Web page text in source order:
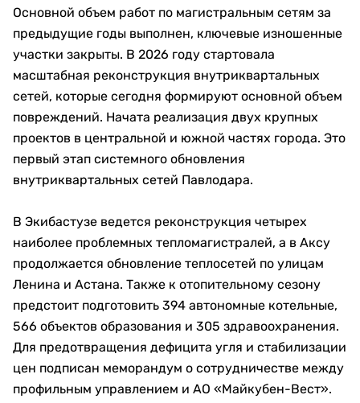
Основной объем работ по магистральным сетям за
предыдущие годы выполнен, ключевые изношенные
участки закрыты. В 2026 году стартовала
масштабная реконструкция внутриквартальных
сетей, которые сегодня формируют основной объем
повреждений. Начата реализация двух крупных
проектов в центральной и южной частях города. Это
первый этап системного обновления
внутриквартальных сетей Павлодара.
В Экибастузе ведется реконструкция четырех
наиболее проблемных тепломагистралей, а в Аксу
продолжается обновление теплосетей по улицам
Ленина и Астана. Также к отопительному сезону
предстоит подготовить 394 автономные котельные,
566 объектов образования и 305 здравоохранения.
Для предотвращения дефицита угля и стабилизации
цен подписан меморандум о сотрудничестве между
профильным управлением и АО «Майкубен-Вест».